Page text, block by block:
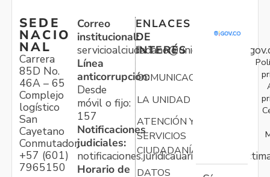
SEDE
NACIO
NAL
Carrera
85D No.
46A – 65
Complejo
logístico
San
Cayetano
Conmutador:
+57 (601)
7965150
Correo
institucional:
Línea
anticorrupción:
Desde
móvil o fijo:
157
Notificaciones
judiciales:
Horario de
ENLACES
DE
INTERÉS
COMUNICACIONES
LA UNIDAD
ATENCIÓN Y
SERVICIOS
CIUDADANÍA
DATOS